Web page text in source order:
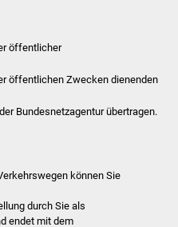
Bildung
Kindergärten
Kolping-Musikschule
öffentlicher
öffentlichen Zwecken dienenden
Bundesnetzagentur übertragen.
können Sie
durch Sie als
endet mit dem